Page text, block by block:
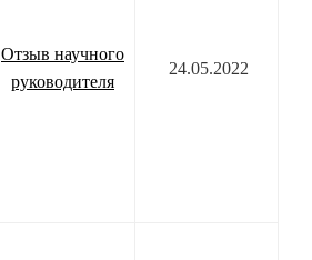
Отзыв научного
руководителя
24.05.2022